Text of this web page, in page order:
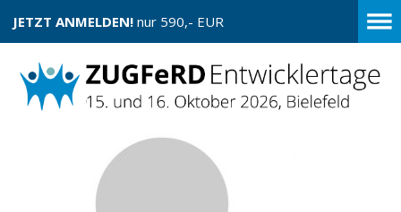
JETZT ANMELDEN! nur 590,- EUR